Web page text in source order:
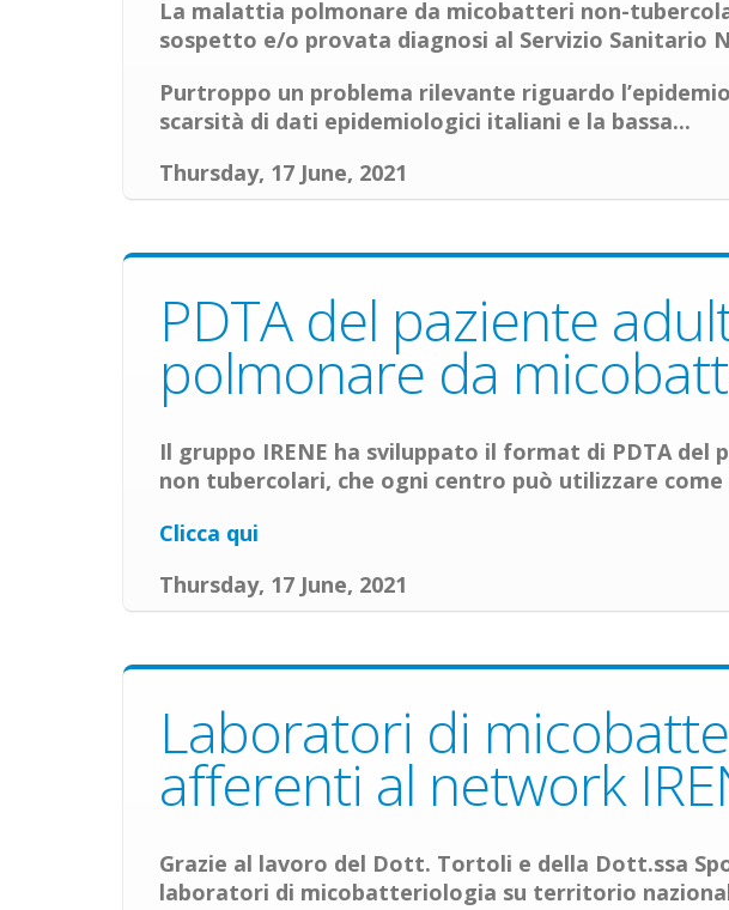
La malattia polmonare da micobatteri non-
sospetto e/o provata diagnosi al Servizio Sanitario
Purtroppo un problema rilevante riguardo
scarsità di dati epidemiologici italiani e la bassa...
Thursday, 17 June, 2021
PDTA del paziente
polmonare da
Il gruppo IRENE ha sviluppato il format di PDTA
non tubercolari, che ogni centro può utilizzare
Clicca qui
Thursday, 17 June, 2021
Laboratori di
afferenti al network
Grazie al lavoro del Dott. Tortoli e della Dott.ssa
laboratori di micobatteriologia su territorio